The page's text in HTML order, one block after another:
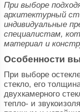
При выборе
архитектурный
индивидуальные
специалистам,
материал и
Особенности
При выборе
стекло, его
двухкамерного
тепло- и